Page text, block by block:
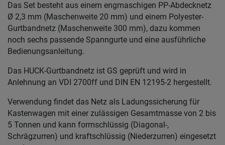
Das Set besteht aus einem engmaschigen PP-Abdecknetz
Ø 2,3 mm (Maschenweite 20 mm) und einem Polyester-
Gurtbandnetz (Maschenweite 300 mm), dazu kommen
noch sechs passende Spanngurte und eine ausführliche
Bedienungsanleitung.
Das HUCK-Gurtbandnetz ist GS geprüft und wird in
Anlehnung an VDI 2700ff und DIN EN 12195-2 hergestellt.
Verwendung findet das Netz als Ladungssicherung für
Kastenwagen mit einer zulässigen Gesamtmasse von 2 bis
5 Tonnen und kann formschlüssig (Diagonal-,
Schrägzurren) und kraftschlüssig (Niederzurren) eingesetzt